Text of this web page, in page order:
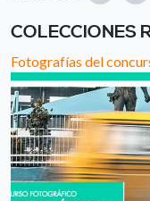
COLECCIONES
Fotografías del